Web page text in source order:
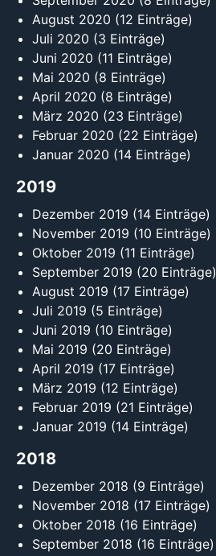
August 2020 (12 Einträge)
Juli 2020 (3 Einträge)
Juni 2020 (11 Einträge)
Mai 2020 (8 Einträge)
April 2020 (8 Einträge)
März 2020 (23 Einträge)
Februar 2020 (22 Einträge)
Januar 2020 (14 Einträge)
2019
Dezember 2019 (14 Einträge)
November 2019 (10 Einträge)
Oktober 2019 (11 Einträge)
September 2019 (20 Einträge)
August 2019 (17 Einträge)
Juli 2019 (5 Einträge)
Juni 2019 (10 Einträge)
Mai 2019 (20 Einträge)
April 2019 (17 Einträge)
März 2019 (12 Einträge)
Februar 2019 (21 Einträge)
Januar 2019 (14 Einträge)
2018
Dezember 2018 (9 Einträge)
November 2018 (17 Einträge)
Oktober 2018 (16 Einträge)
September 2018 (16 Einträge)